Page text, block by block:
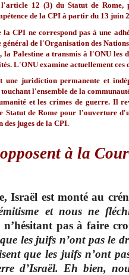
12 (3) du Statut de Rome,
de la CPI à partir du 13 juin
CPI ne correspond pas à une
de l'Organisation des
Palestine a transmis à l'ONU les
L'ONU examine actuellement ces
juridiction permanente et
touchant l'ensemble de la
et les crimes de guerre. Il
Statut de Rome pour l'ouverture
juges de la CPI.
à la
Israël est monté au
et nous ne
pas à faire
les juifs n’ont pas le
que les juifs n’ont
d’Israël. Eh bien,